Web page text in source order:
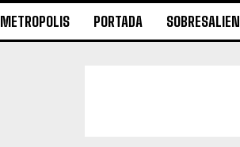
METROPOLIS PORTADA